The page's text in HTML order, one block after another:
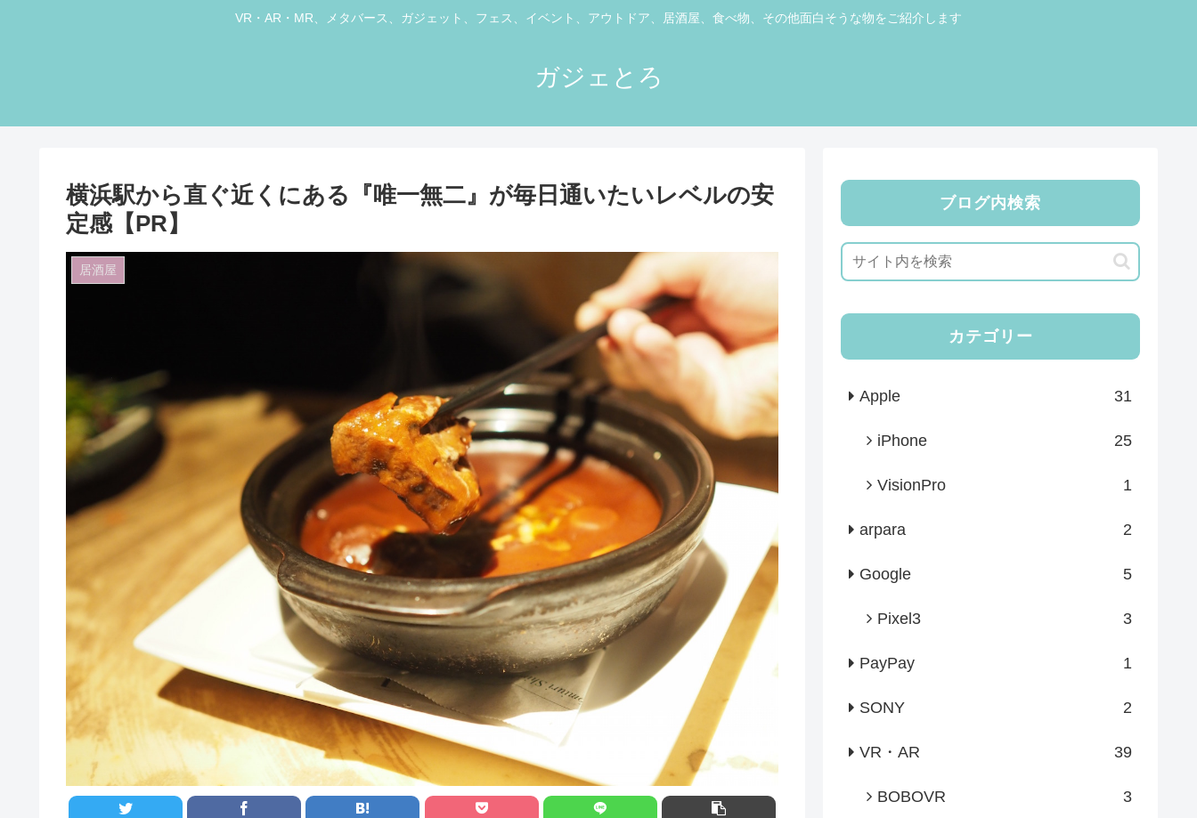
VR・AR・MR、メタバース、ガジェット、フェス、イベント、アウトドア、居酒屋、食べ物、その他面白そうな物をご紹介します
ガジェとろ
横浜駅から直ぐ近くにある『唯一無二』が毎日通いたいレベルの安
定感【PR】
居酒屋
ブログ内検索
カテゴリー
Apple 31
iPhone 25
VisionPro 1
arpara 2
Google 5
Pixel3 3
PayPay 1
SONY 2
VR・AR 39
BOBOVR 3